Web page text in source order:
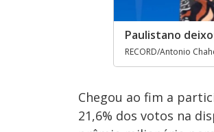
Paulistano
RECORD/Antonio
Chegou ao fim a
21,6% dos votos na